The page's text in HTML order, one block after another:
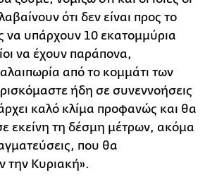
ότι δεν είναι προς το
να υπάρχουν 10 εκατομμύρια
να έχουν παράπονα,
από το κομμάτι των
ήδη σε συνεννοήσεις
καλό κλίμα προφανώς και θα
εκείνη τη δέσμη μέτρων, ακόμα
που θα
την Κυριακή».